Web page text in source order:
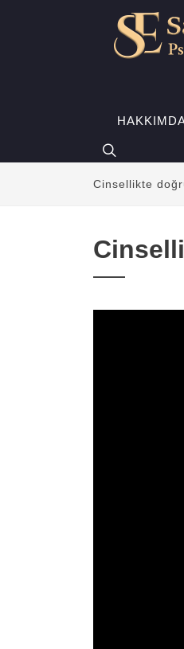
Cinsellikte